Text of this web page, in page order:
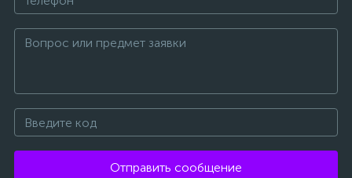
Отправить сообщение